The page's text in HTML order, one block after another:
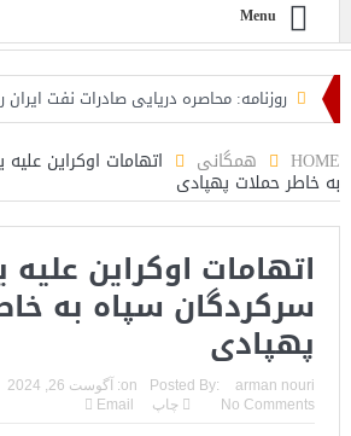
Menu
روزنامه: محاصره دریایی صادرات نفت ایران
تحلیلگر سعودی: این توافق‌نامه پیامی
ایران است
مقام آمریکایی: تصورِ بازنده بودن برای
است+فیلم: تحلیل
مقامات آمریکایی: برخی گزارش‌ها موجب
ایران خواهد شد
HOME همگانی اتهامات اوکراین
به خاطر حملات پهپادی
اتهامات اوکراین
سرکردگان سپاه به
پهپادی
Posted By: arman nouri
on: آگوست 26, 2024
No Comments
چاپ Email